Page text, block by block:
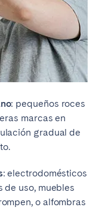
: pequeños roces
marcas en
gradual de
: electrodomésticos
de uso, muebles
o alfombras